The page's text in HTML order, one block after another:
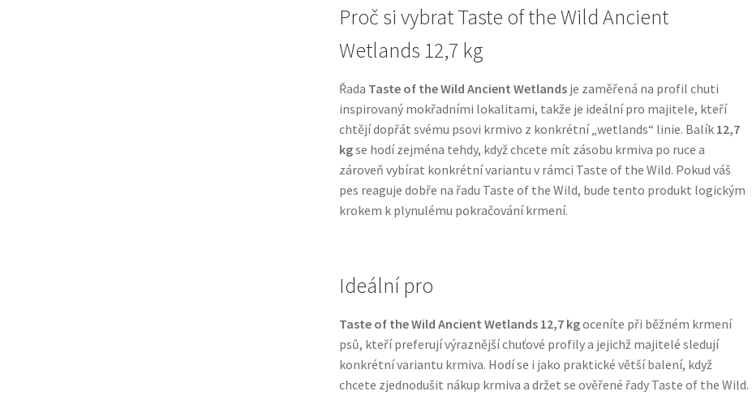
Proč si vybrat Taste of the Wild Ancient
Wetlands 12,7 kg
Řada Taste of the Wild Ancient Wetlandsje zaměřená na profil chuti
inspirovaný mokřadními lokalitami, takže je ideální pro majitele, kteří
chtějí dopřát svému psovi krmivo z konkrétní „wetlands“ linie. Balík 12,7
kgse hodí zejména tehdy, když chcete mít zásobu krmiva po ruce a
zároveň vybírat konkrétní variantu v rámci Taste of the Wild. Pokud váš
pes reaguje dobře na řadu Taste of the Wild, bude tento produkt logickým
krokem k plynulému pokračování krmení.
Ideální pro
Taste of the Wild Ancient Wetlands 12,7 kgoceníte při běžném krmení
psů, kteří preferují výraznější chuťové profily a jejichž majitelé sledují
konkrétní variantu krmiva. Hodí se i jako praktické větší balení, když
chcete zjednodušit nákup krmiva a držet se ověřené řady Taste of the Wild.